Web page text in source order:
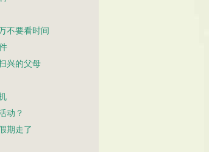
不要看时间
兴的父母
动？
期走了